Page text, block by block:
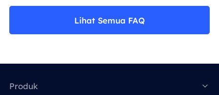
Lihat Semua FAQ
Produk